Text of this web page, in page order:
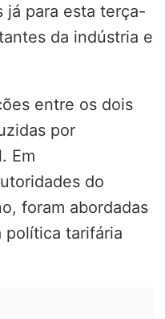
já para esta terça-
da indústria e
entre os dois
por
Em
do
foram abordadas
política tarifária